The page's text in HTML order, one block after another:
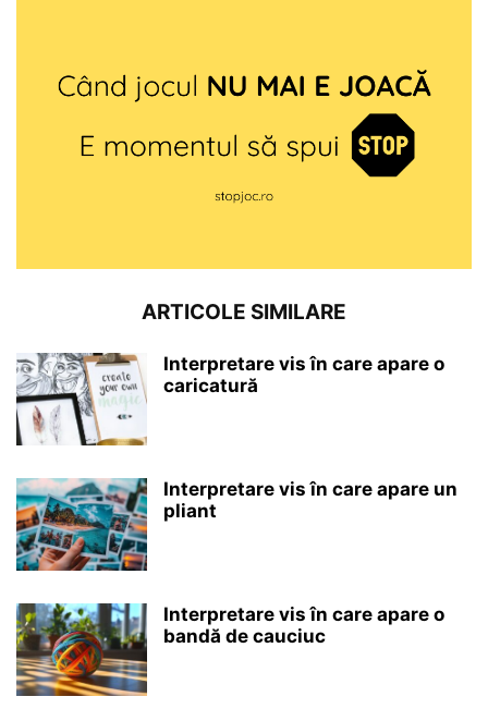
ARTICOLE SIMILARE
Interpretare vis în care apare o
caricatură
Interpretare vis în care apare un
pliant
Interpretare vis în care apare o
bandă de cauciuc